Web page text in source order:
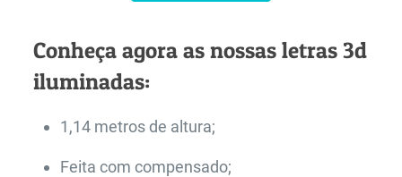
Conheça agora as nossas letras 3d
iluminadas:
1,14 metros de altura;
Feita com compensado;